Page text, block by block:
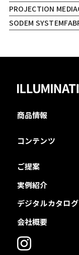
PROJECTION MEDIA
SODEM SYSTEM
商品情報
コンテンツ
ご提案
実例紹介
デジタルカタログ
会社概要